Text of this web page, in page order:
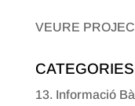
VEURE
CATEGORIES
13. Informació